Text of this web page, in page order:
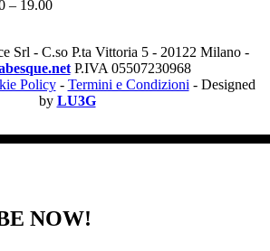
– 19.00
Srl - C.so P.ta Vittoria 5 - 20122 Milano -
P.IVA 05507230968
Policy- Termini e Condizioni - Designed
by LU3G
NOW!